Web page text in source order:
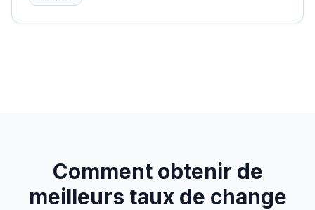
Comment obtenir de
meilleurs taux de change